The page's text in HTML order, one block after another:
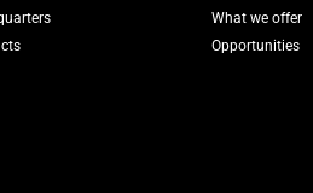
What we offer
Opportunities